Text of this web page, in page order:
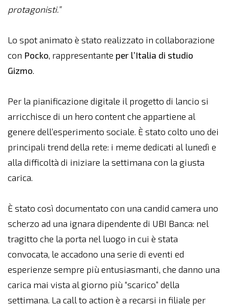
protagonisti.”
Lo spot animato è stato realizzato in collaborazione
con Pocko, rappresentante per l’Italia di studio
Gizmo.
Per la pianificazione digitale il progetto di lancio si
arricchisce di un hero content che appartiene al
genere dell’esperimento sociale. È stato colto uno dei
principali trend della rete: i meme dedicati al lunedì e
alla difficoltà di iniziare la settimana con la giusta
carica.
È stato così documentato con una candid camera uno
scherzo ad una ignara dipendente di UBI Banca: nel
tragitto che la porta nel luogo in cui è stata
convocata, le accadono una serie di eventi ed
esperienze sempre più entusiasmanti, che danno una
carica mai vista al giorno più “scarico” della
settimana. La call to action è a recarsi in filiale per